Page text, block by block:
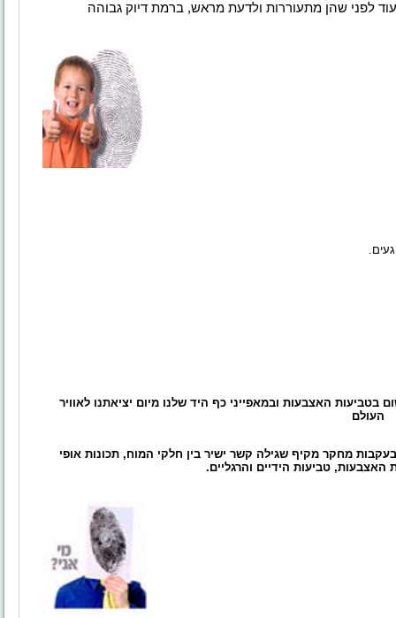
לפני שהן מתעוררות ולדעת מראש, ברמת דיוק גבוהה
בטביעות האצבעות ובמאפייני כף היד שלנו מיום יציאתנו לאוויר
העולם
ביומטרי הינו שיטת אבחון שפותחה בשנות ה- 90 בעקבות מחקר מקיף שגילה קשר ישיר בין חלקי המוח, תכונות אופי
האצבעות, טביעות הידיים והרגליים.